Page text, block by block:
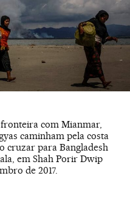
com Mianmar,
caminham pela costa
cruzar para Bangladesh
em Shah Porir Dwip
de 2017.